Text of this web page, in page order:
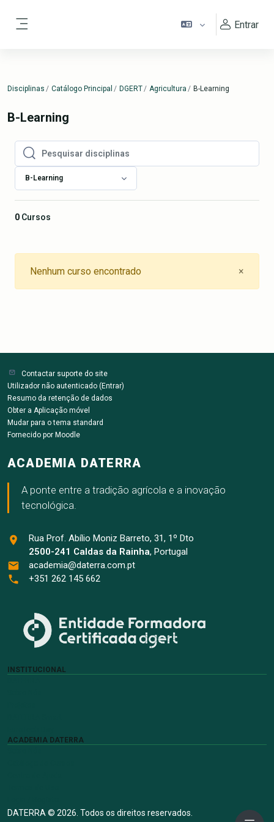
Entrar
Disciplinas Catálogo Principal DGERT Agricultura B-Learning
B-Learning
Pesquisar disciplinas
Pesquisar disciplinas
B-Learning
0 Cursos
×
Nenhum curso encontrado
Contactar suporte do site
Utilizador não autenticado (Entrar)
Resumo da retenção de dados
Obter a Aplicação móvel
Mudar para o tema standard
Fornecido por Moodle
ACADEMIA DATERRA
A ponte entre a tradição agrícola e a inovação
tecnológica.
Rua Prof. Abílio Moniz Barreto, 31, 1º Dto
2500-241 Caldas da Rainha, Portugal
academia@daterra.com.pt
+351 262 145 662
INSTITUCIONAL
ACADEMIA DATERRA
DATERRA © 2026. Todos os direitos reservados.